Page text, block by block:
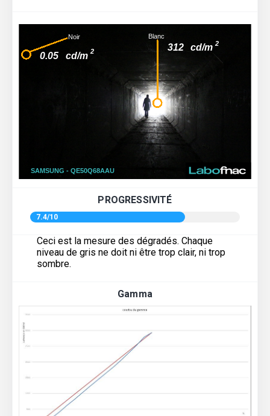
PROGRESSIVITÉ
7.4/10
Ceci est la mesure des dégradés. Chaque
niveau de gris ne doit ni être trop clair, ni trop
sombre.
Gamma